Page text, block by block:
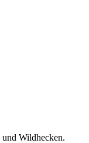
Wildhecken.